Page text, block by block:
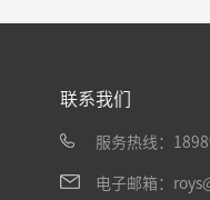
联系我们
服务热线：
电子邮箱：